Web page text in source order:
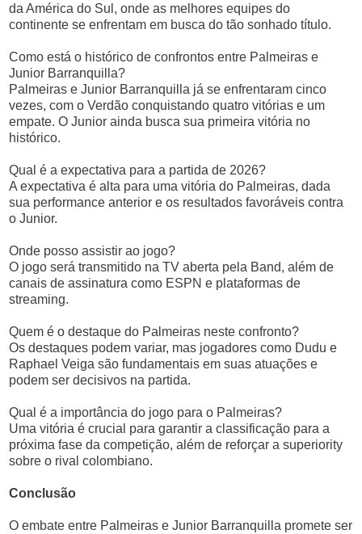
da América do Sul, onde as melhores equipes do
continente se enfrentam em busca do tão sonhado título.
Como está o histórico de confrontos entre Palmeiras e
Junior Barranquilla?
Palmeiras e Junior Barranquilla já se enfrentaram cinco
vezes, com o Verdão conquistando quatro vitórias e um
empate. O Junior ainda busca sua primeira vitória no
histórico.
Qual é a expectativa para a partida de 2026?
A expectativa é alta para uma vitória do Palmeiras, dada
sua performance anterior e os resultados favoráveis contra
o Junior.
Onde posso assistir ao jogo?
O jogo será transmitido na TV aberta pela Band, além de
canais de assinatura como ESPN e plataformas de
streaming.
Quem é o destaque do Palmeiras neste confronto?
Os destaques podem variar, mas jogadores como Dudu e
Raphael Veiga são fundamentais em suas atuações e
podem ser decisivos na partida.
Qual é a importância do jogo para o Palmeiras?
Uma vitória é crucial para garantir a classificação para a
próxima fase da competição, além de reforçar a superiority
sobre o rival colombiano.
Conclusão
O embate entre Palmeiras e Junior Barranquilla promete ser